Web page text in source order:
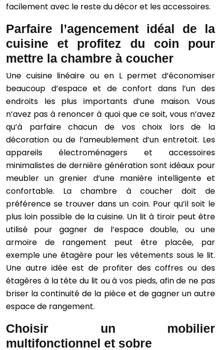
facilement avec le reste du décor et les accessoires.
Parfaire l’agencement idéal de la
cuisine et profitez du coin pour
mettre la chambre à coucher
Une cuisine linéaire ou en L permet d’économiser
beaucoup d’espace et de confort dans l’un des
endroits les plus importants d’une maison. Vous
n’avez pas à renoncer à quoi que ce soit, vous n’avez
qu’à parfaire chacun de vos choix lors de la
décoration ou de l’ameublement d’un entretoit. Les
appareils électroménagers et accessoires
minimalistes de dernière génération sont idéaux pour
meubler un grenier d’une manière intelligente et
confortable. La chambre à coucher doit de
préférence se trouver dans un coin. Pour qu’il soit le
plus loin possible de la cuisine. Un lit à tiroir peut être
utilisé pour gagner de l’espace double, ou une
armoire de rangement peut être placée, par
exemple une étagère pour les vêtements sous le lit.
Une autre idée est de profiter des coffres ou des
étagères à la tête du lit ou à vos pieds, afin de ne pas
briser la continuité de la pièce et de gagner un autre
espace de rangement.
Choisir un mobilier
multifonctionnel et sobre